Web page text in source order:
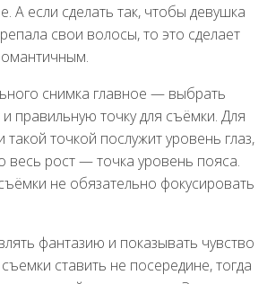
А если сделать так, чтобы девушка
свои волосы, то это сделает
снимка главное — выбрать
правильную точку для съёмки. Для
точкой послужит уровень глаз,
весь рост — точка уровень пояса.
не обязательно фокусировать
фантазию и показывать чувство
ставить не посередине, тогда